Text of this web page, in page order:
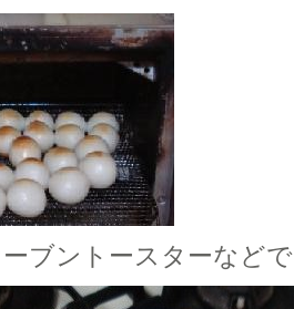
ントースターなどで